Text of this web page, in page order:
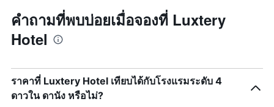
คำถามที่พบบ่อยเมื่อจองที่ Luxtery
Hotel
ราคาที่ Luxtery Hotel เทียบได้กับโรงแรมระดับ 4
ดาวใน ดานัง หรือไม่?